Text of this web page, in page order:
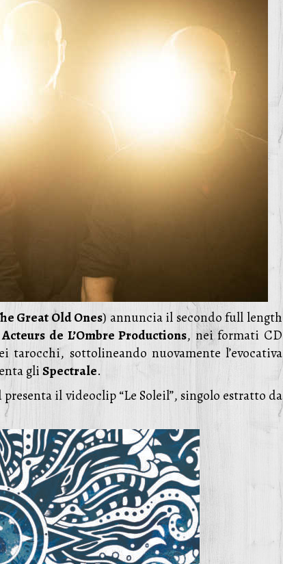
Great Old Ones) annuncia il secondo full length
de L’Ombre Productions, nei formati CD
tarocchi, sottolineando nuovamente l’evocativa
gliSpectrale.
il videoclip “Le Soleil”, singolo estratto da